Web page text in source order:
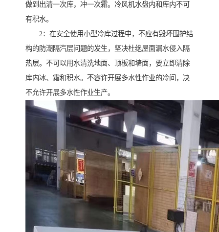
做到出清一次库，冲一次霜。冷风机水盘内和库内不可
有积水。
2：在安全使用小型冷库过程中，不应有毁坏围护结
构的防潮隔汽层问题的发生，坚决杜绝屋面漏水侵入隔
热层。不可以用水清洗地面、顶板和墙面，要立即清除
库内冰、霜和积水。不容许开展多水性作业的冷间，决
不允许开展多水性作业生产。